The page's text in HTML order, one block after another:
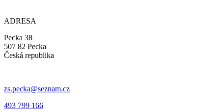
ADRESA
Pecka 38
507 82 Pecka
Česká republika
zs.pecka@seznam.cz
493 799 166